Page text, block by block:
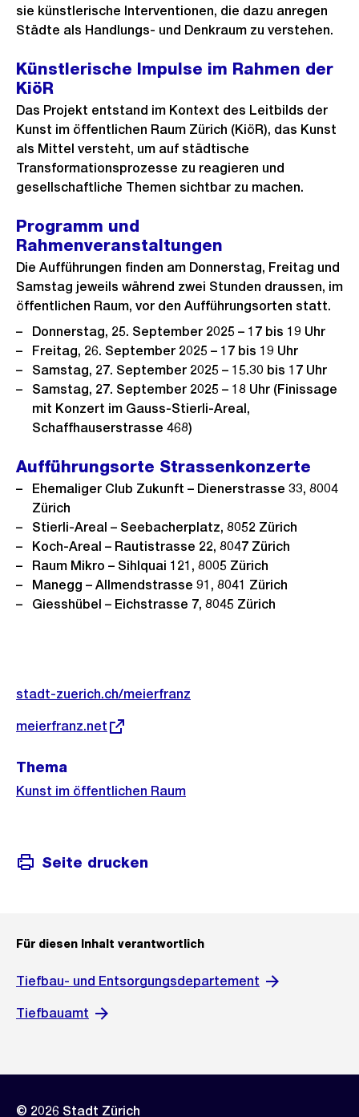
sie künstlerische Interventionen, die dazu anregen
Städte als Handlungs- und Denkraum zu verstehen.
Künstlerische Impulse im Rahmen der
KiöR
Das Projekt entstand im Kontext des Leitbilds der
Kunst im öffentlichen Raum Zürich (KiöR), das Kunst
als Mittel versteht, um auf städtische
Transformationsprozesse zu reagieren und
gesellschaftliche Themen sichtbar zu machen.
Programm und
Rahmenveranstaltungen
Die Aufführungen finden am Donnerstag, Freitag und
Samstag jeweils während zwei Stunden draussen, im
öffentlichen Raum, vor den Aufführungsorten statt.
Donnerstag, 25. September 2025 – 17 bis 19 Uhr
Freitag, 26. September 2025 – 17 bis 19 Uhr
Samstag, 27. September 2025 – 15.30 bis 17 Uhr
Samstag, 27. September 2025 – 18 Uhr (Finissage
mit Konzert im Gauss-Stierli-Areal,
Schaffhauserstrasse 468)
Aufführungsorte Strassenkonzerte
Ehemaliger Club Zukunft – Dienerstrasse 33, 8004
Zürich
Stierli-Areal – Seebacherplatz, 8052 Zürich
Koch-Areal – Rautistrasse 22, 8047 Zürich
Raum Mikro – Sihlquai 121, 8005 Zürich
Manegg – Allmendstrasse 91, 8041 Zürich
Giesshübel – Eichstrasse 7, 8045 Zürich
Weitere
stadt-zuerich.ch/meierfranz
Externer
meierfranz.net
Thema
Kunst im öffentlichen Raum
Seite drucken
Für diesen Inhalt verantwortlich
Tiefbau- und Entsorgungsdepartement
Tiefbauamt
© 2026 Stadt Zürich